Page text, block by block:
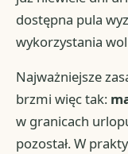
dostępna pula
wykorzystania
Najważniejsze
brzmi więc tak:
w granicach
pozostał. W